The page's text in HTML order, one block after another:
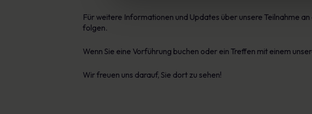
Für weitere Informationen und Updates über unsere Teilnahme
folgen.
Wenn Sie eine Vorführung buchen oder ein Treffen mit einem
Wir freuen uns darauf, Sie dort zu sehen!